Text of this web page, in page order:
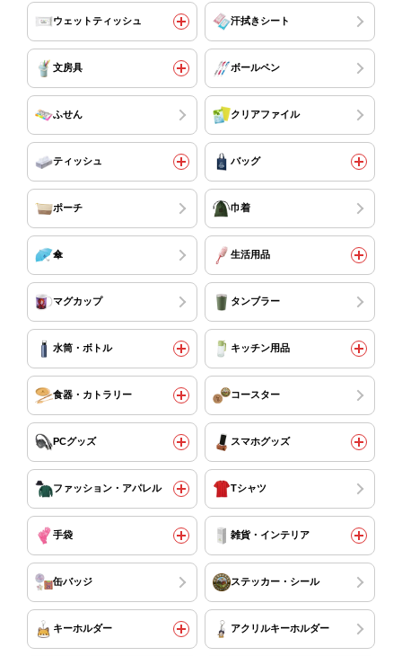
ウェットティッシュ 汗拭きシート
文房具 ボールペン
ふせん クリアファイル
ティッシュ バッグ
ポーチ 巾着
傘 生活用品
マグカップ タンブラー
水筒・ボトル キッチン用品
食器・カトラリー コースター
PCグッズ スマホグッズ
ファッション・アパレル Tシャツ
手袋 雑貨・インテリア
缶バッジ ステッカー・シール
キーホルダー アクリルキーホルダー